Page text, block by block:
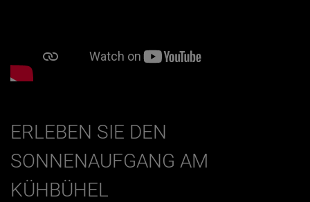
ERLEBEN SIE DEN
SONNENAUFGANG AM
KÜHBÜHEL